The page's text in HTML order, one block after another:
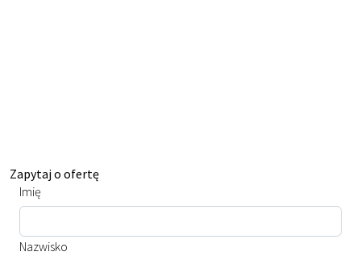
Zapytaj o ofertę
Imię
Nazwisko